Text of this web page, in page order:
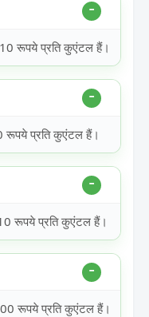
रूपये प्रति कुएंटल हैं।
प्रति कुएंटल हैं।
रूपये प्रति कुएंटल हैं।
रूपये प्रति कुएंटल हैं।